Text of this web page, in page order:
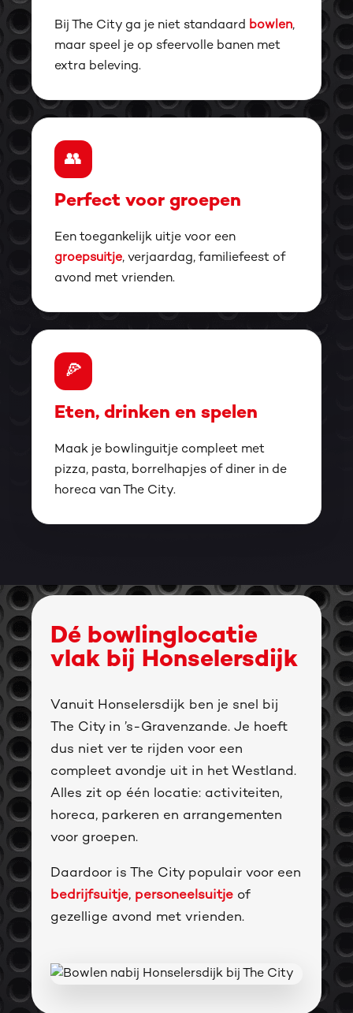
Bij The City ga je niet standaard bowlen,
maar speel je op sfeervolle banen met
extra beleving.
👥
Perfect voor groepen
Een toegankelijk uitje voor een
groepsuitje, verjaardag, familiefeest of
avond met vrienden.
🍕
Eten, drinken en spelen
Maak je bowlinguitje compleet met
pizza, pasta, borrelhapjes of diner in de
horeca van The City.
Dé bowlinglocatie
vlak bij Honselersdijk
Vanuit Honselersdijk ben je snel bij
The City in ’s-Gravenzande. Je hoeft
dus niet ver te rijden voor een
compleet avondje uit in het Westland.
Alles zit op één locatie: activiteiten,
horeca, parkeren en arrangementen
voor groepen.
Daardoor is The City populair voor een
bedrijfsuitje, personeelsuitje of
gezellige avond met vrienden.